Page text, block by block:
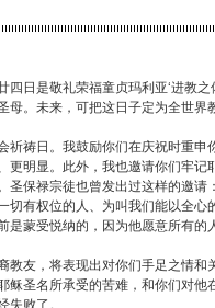
日是敬礼荣福童贞玛利亚‘进教
母。未来，可把这日子定为全世界
祈祷日。我鼓励你们在庆祝时重申
更明显。此外，我也邀请你们牢记
圣保禄宗徒也曾发出过这样的邀请
切有权位的人、为叫我们能以全心
是蒙受悦纳的，因为他愿意所有的
教友，将表现出对你们手足之情和
稣圣名所承受的苦难，和你们对他
败了。